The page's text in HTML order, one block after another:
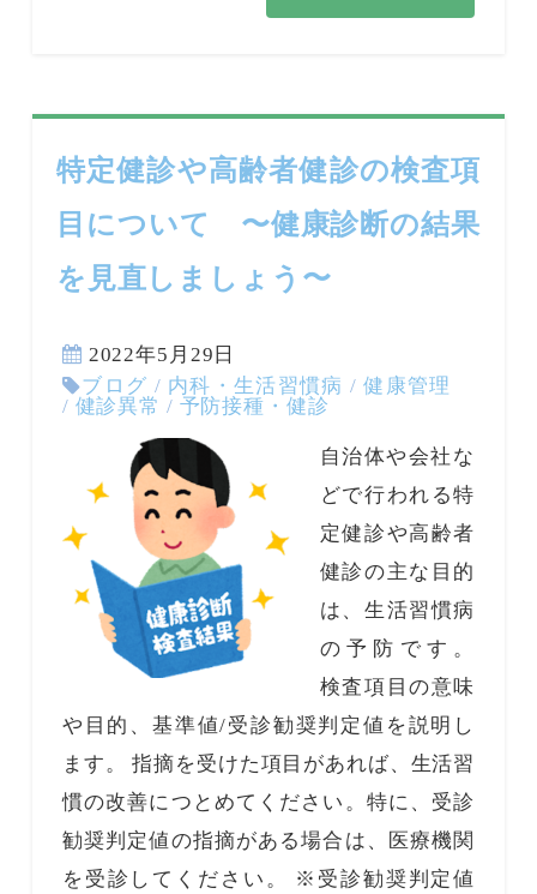
特定健診や高齢者健診の検査項
目について 〜健康診断の結果
を見直しましょう〜
2022年5月29日
ブログ / 内科・生活習慣病 /健康管理
/ 健診異常 / 予防接種・健診
自治体や会社な
どで行われる特
定健診や高齢者
健診の主な目的
は、生活習慣病
の予防です。
検査項目の意味
や目的、基準値/受診勧奨判定値を説明し
ます。 指摘を受けた項目があれば、生活習
慣の改善につとめてください。特に、受診
勧奨判定値の指摘がある場合は、医療機関
を受診してください。 ※受診勧奨判定値